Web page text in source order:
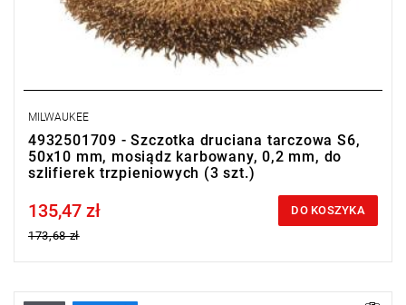
MILWAUKEE
4932501709 - Szczotka druciana tarczowa S6,
50x10 mm, mosiądz karbowany, 0,2 mm, do
szlifierek trzpieniowych (3 szt.)
Price tax included
135,47 zł
173,68 zł
DO KOSZYKA